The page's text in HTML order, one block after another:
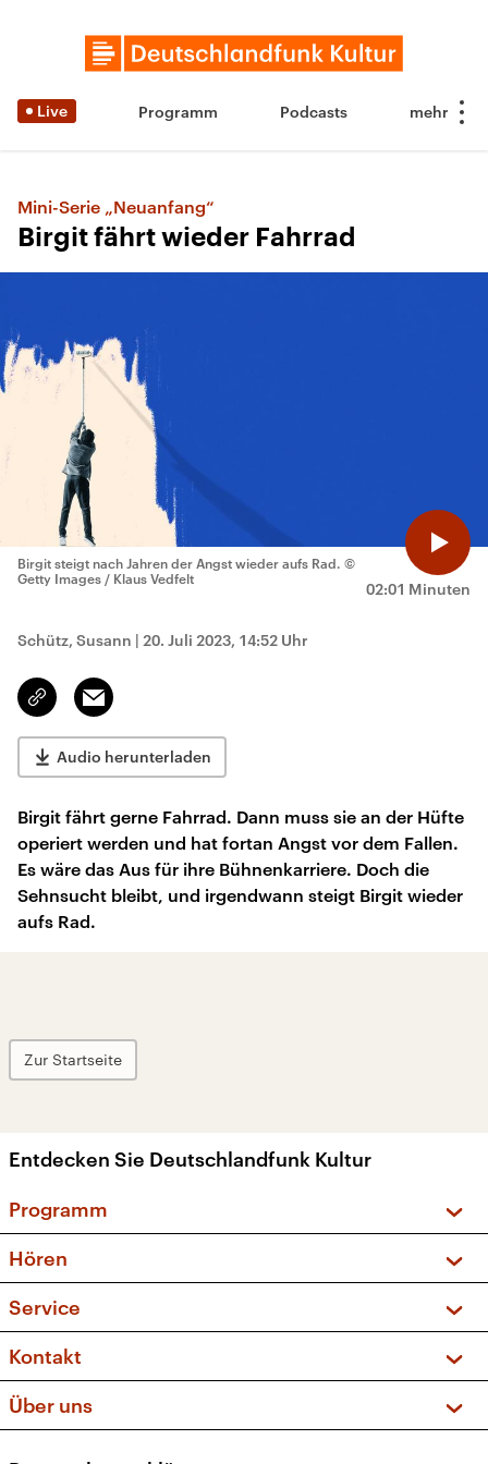
Live Programm Podcasts
Mini-Serie „Neuanfang“
Birgit fährt wieder Fahrrad
02:01 Minuten
Birgit steigt nach Jahren der Angst wieder aufs Rad. ©
Getty Images / Klaus Vedfelt
Schütz, Susann | 20. Juli 2023, 14:52 Uhr
Link
kopieren/teilen
Email
Audio herunterladen
Birgit fährt gerne Fahrrad. Dann muss sie an der Hüfte
operiert werden und hat fortan Angst vor dem Fallen.
Es wäre das Aus für ihre Bühnenkarriere. Doch die
Sehnsucht bleibt, und irgendwann steigt Birgit wieder
aufs Rad.
Zur Startseite
Entdecken Sie Deutschlandfunk Kultur
Programm
Sendungen und Podcasts
Musikliste
Kakadu – Das Kinderprogramm
Hören
Frequenzen (UKW + DAB+)
Service
FAQ
Apps
Newsletter
Kontakt
Social Media
Über uns